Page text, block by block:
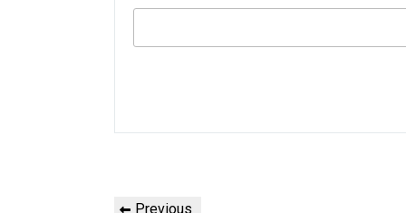
Πλοήγηση
Previous
Previous